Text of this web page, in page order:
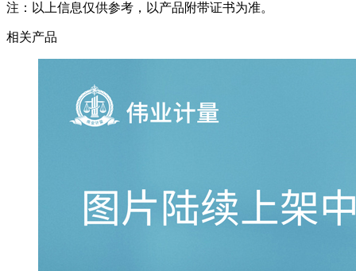
注：以上信息仅供参考，以产品附带证书为准。
相关产品